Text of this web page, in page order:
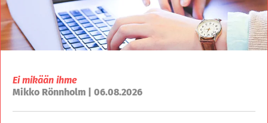
Ei mikään ihme
Mikko Rönnholm | 06.08.2026